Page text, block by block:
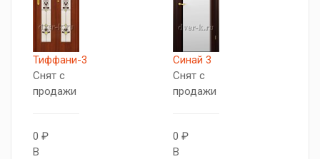
Тиффани-3
Снят с
продажи
0 ₽
В
Синай 3
Снят с
продажи
0 ₽
В